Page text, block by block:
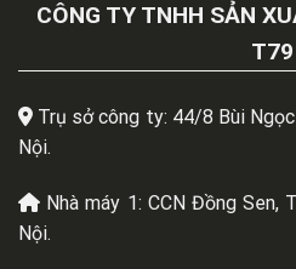
CÔNG TY TNHH SẢN
T79
Trụ sở công ty: 44/8 Bùi
Nội.
Nhà máy 1: CCN Đồng Sen,
Nội.